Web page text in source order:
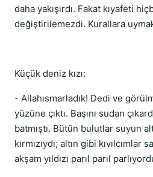
daha yakışırdı. Fakat kıyafeti
değiştirilemezdi. Kurallara
Küçük deniz kızı:
- Allahısmarladık! Dedi ve
yüzüne çıktı. Başını sudan
batmıştı. Bütün bulutlar suyun
kırmızıydı; altın gibi kıvılcımlar
akşam yıldızı parıl parıl